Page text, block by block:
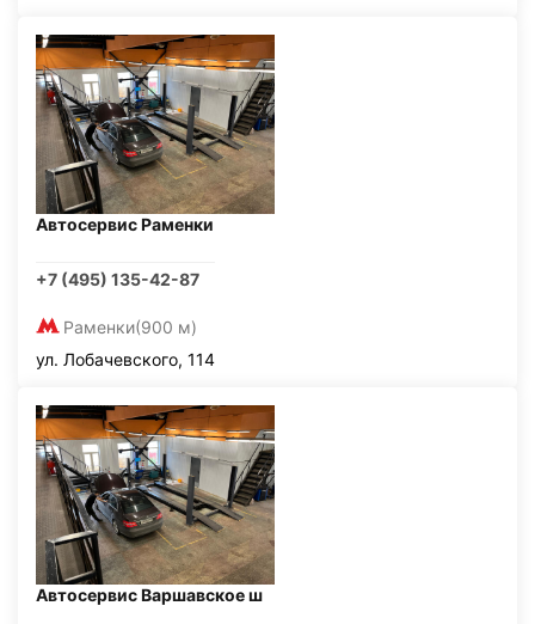
Автосервис Раменки
+7 (495) 135-42-87
Раменки(900 м)
ул. Лобачевского, 114
Автосервис Варшавское ш